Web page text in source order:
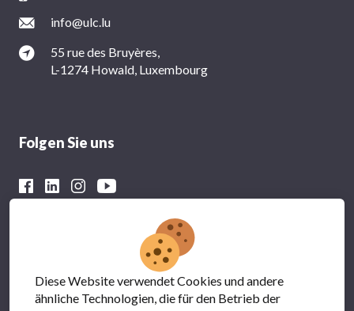
info@ulc.lu
55 rue des Bruyères,
L-1274 Howald, Luxembourg
Folgen Sie uns
Mit der finanziellen Unterstützung von
Diese Website verwendet Cookies und andere
ähnliche Technologien, die für den Betrieb der